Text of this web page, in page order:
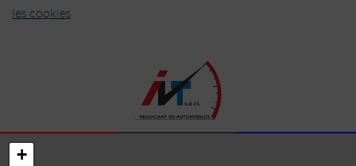
les cookies
+